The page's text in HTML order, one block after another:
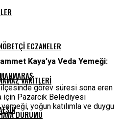
ECZANELER
VAKITLERI
DURUMU
Kaya’ya Veda Yemeği:
ilçesinde görev süresi sona eren
için Pazarcık Belediyesi
yoğun katılımla ve duygu